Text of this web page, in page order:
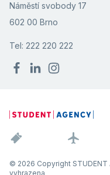
Náměstí svobody 17
602 00 Brno
Tel: 222 220 222
© 2026 Copyright STUDENT
vyhrazena